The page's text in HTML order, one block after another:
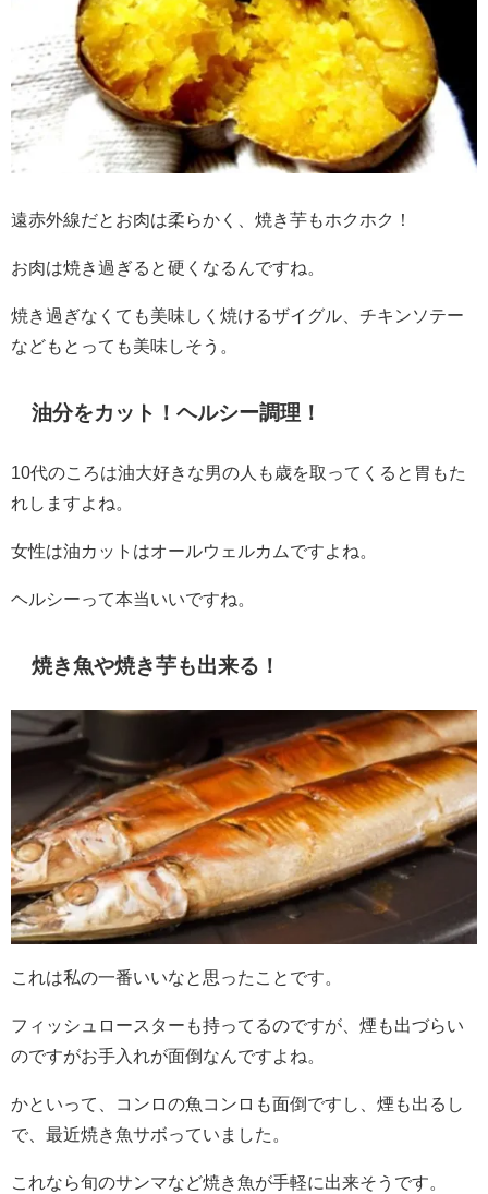
遠赤外線だとお肉は柔らかく、焼き芋もホクホク！
お肉は焼き過ぎると硬くなるんですね。
焼き過ぎなくても美味しく焼けるザイグル、チキンソテー
などもとっても美味しそう。
油分をカット！ヘルシー調理！
10代のころは油大好きな男の人も歳を取ってくると胃もた
れしますよね。
女性は油カットはオールウェルカムですよね。
ヘルシーって本当いいですね。
焼き魚や焼き芋も出来る！
これは私の一番いいなと思ったことです。
フィッシュロースターも持ってるのですが、煙も出づらい
のですがお手入れが面倒なんですよね。
かといって、コンロの魚コンロも面倒ですし、煙も出るし
で、最近焼き魚サボっていました。
これなら旬のサンマなど焼き魚が手軽に出来そうです。